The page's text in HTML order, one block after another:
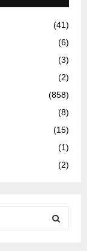
(41)
(6)
(3)
(2)
(858)
(8)
(15)
(1)
(2)